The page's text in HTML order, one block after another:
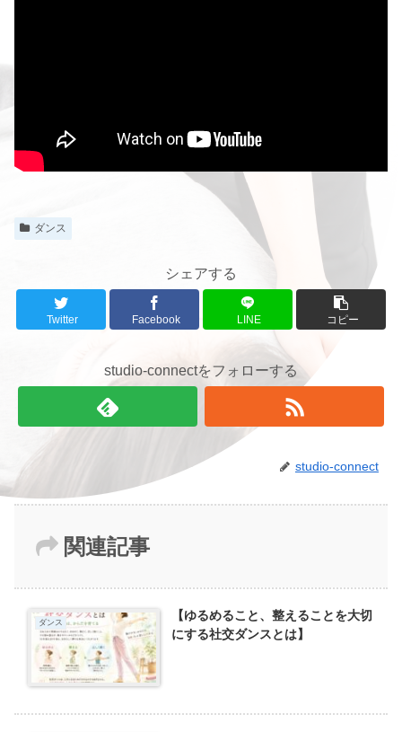
ダンス
シェアする
Twitter Facebook LINE コピー
studio-connectをフォローする
studio-connect
関連記事
ダンス
【ゆるめること、整えることを大切
にする社交ダンスとは】